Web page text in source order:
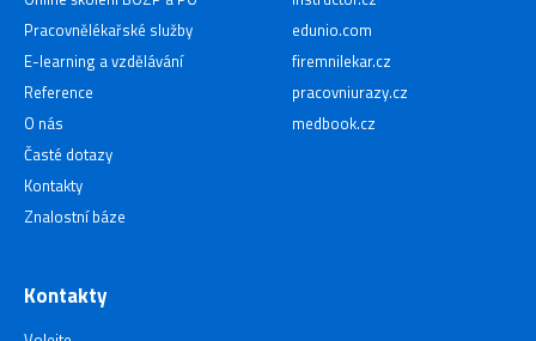
Pracovnělékařské služby
E-learning a vzdělávání
Reference
O nás
Časté dotazy
Kontakty
Znalostní báze
edunio.com
firemnilekar.cz
pracovniurazy.cz
medbook.cz
Kontakty